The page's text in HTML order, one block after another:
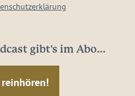
gibt's im Abo...